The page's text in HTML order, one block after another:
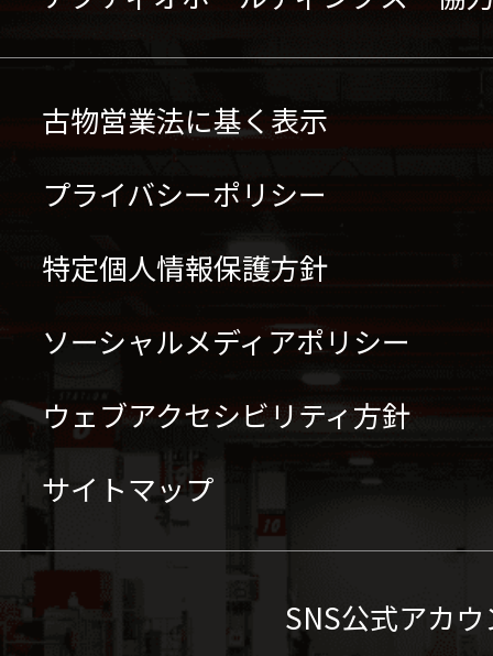
古物営業法に基く表示
プライバシーポリシー
特定個人情報保護方針
ソーシャルメディアポリシー
ウェブアクセシビリティ方針
サイトマップ
SNS公式アカ